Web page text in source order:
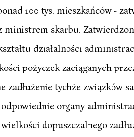
100 tys. mieszkańców -
skarbu.
działalności
pożyczek zaciąganych
tychże związków
organy
dopuszczalnego